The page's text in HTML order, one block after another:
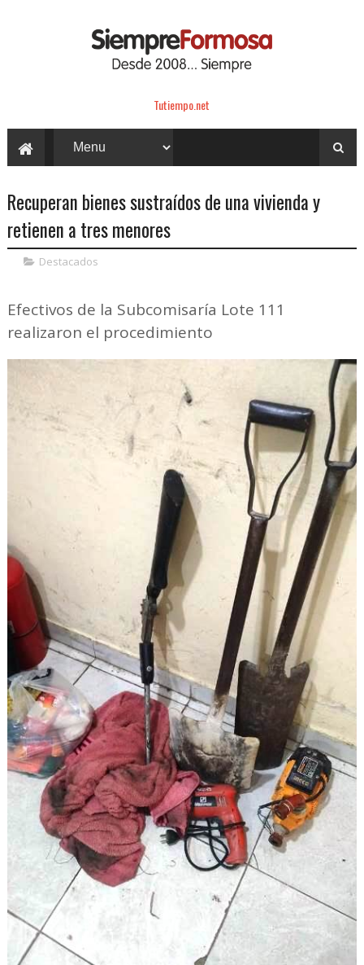
Tutiempo.net
Recuperan bienes sustraídos de una vivienda y
retienen a tres menores
Destacados
Efectivos de la Subcomisaría Lote 111
realizaron el procedimiento